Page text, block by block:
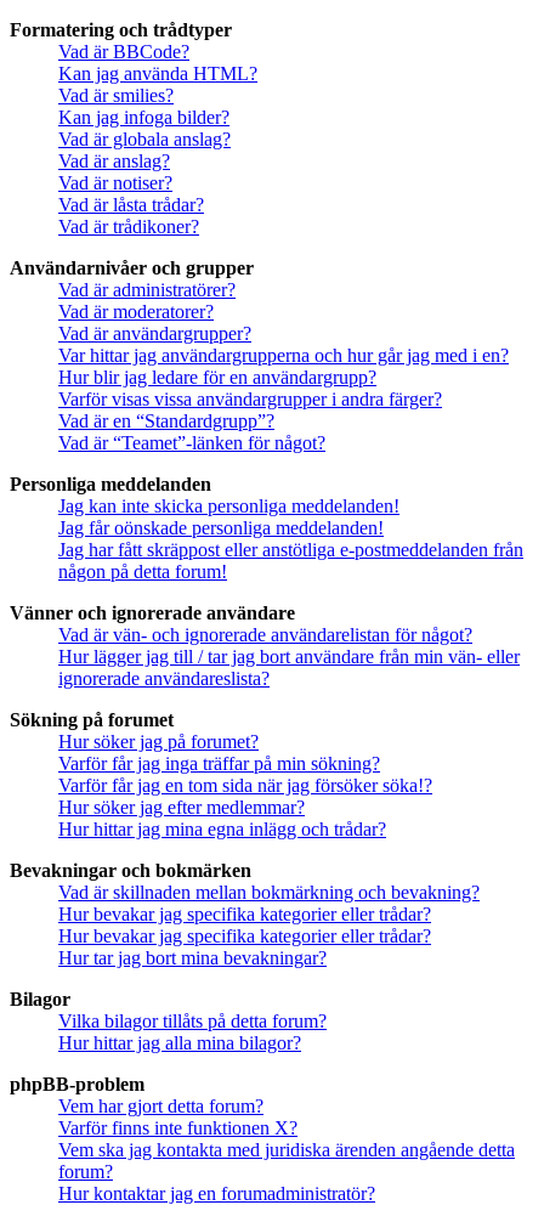
Formatering och trådtyper
Vad är BBCode?
Kan jag använda HTML?
Vad är smilies?
Kan jag infoga bilder?
Vad är globala anslag?
Vad är anslag?
Vad är notiser?
Vad är låsta trådar?
Vad är trådikoner?
Användarnivåer och grupper
Vad är administratörer?
Vad är moderatorer?
Vad är användargrupper?
Var hittar jag användargrupperna och hur går jag med i en?
Hur blir jag ledare för en användargrupp?
Varför visas vissa användargrupper i andra färger?
Vad är en “Standardgrupp”?
Vad är “Teamet”-länken för något?
Personliga meddelanden
Jag kan inte skicka personliga meddelanden!
Jag får oönskade personliga meddelanden!
Jag har fått skräppost eller anstötliga e-postmeddelanden från
någon på detta forum!
Vänner och ignorerade användare
Vad är vän- och ignorerade användarelistan för något?
Hur lägger jag till / tar jag bort användare från min vän- eller
ignorerade användareslista?
Sökning på forumet
Hur söker jag på forumet?
Varför får jag inga träffar på min sökning?
Varför får jag en tom sida när jag försöker söka!?
Hur söker jag efter medlemmar?
Hur hittar jag mina egna inlägg och trådar?
Bevakningar och bokmärken
Vad är skillnaden mellan bokmärkning och bevakning?
Hur bevakar jag specifika kategorier eller trådar?
Hur bevakar jag specifika kategorier eller trådar?
Hur tar jag bort mina bevakningar?
Bilagor
Vilka bilagor tillåts på detta forum?
Hur hittar jag alla mina bilagor?
phpBB-problem
Vem har gjort detta forum?
Varför finns inte funktionen X?
Vem ska jag kontakta med juridiska ärenden angående detta
forum?
Hur kontaktar jag en forumadministratör?